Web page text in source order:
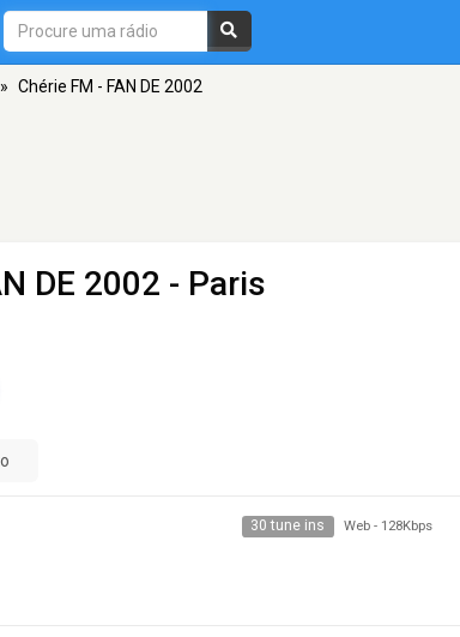
» Chérie FM - FAN DE 2002
DE 2002 - Paris
30 tune ins Web - 128Kbps